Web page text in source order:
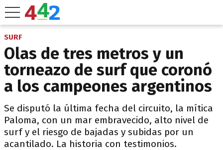
SURF
Olas de tres metros y un
torneazo de surf que coronó
a los campeones argentinos
Se disputó la última fecha del circuito, la mítica
Paloma, con un mar embravecido, alto nivel de
surf y el riesgo de bajadas y subidas por un
acantilado. La historia con testimonios.